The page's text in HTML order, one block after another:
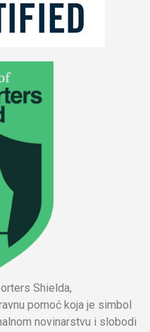
Shielda,
pomoć koja je simbol
novinarstvu i slobodi